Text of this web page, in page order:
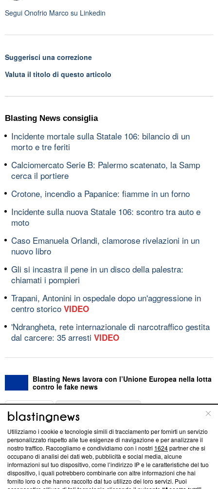
Segui Onofrio Marco su Linkedin
Suggerisci una correzione
Valuta il titolo di questo articolo
Blasting News consiglia
Incidente mortale sulla Statale 106: bilancio di un
morto e tre feriti
Calciomercato Serie B: Palermo scatenato, la Samp
cerca il portiere
Crotone, incendio a Papanice: fiamme in un forno
Incidente sulla nuova Statale 106: scontro tra auto e
moto
Caso Emanuela Orlandi, clamorose rivelazioni in un
nuovo libro
Gli si incastra il pene in un disco della palestra:
chiamati i pompieri
Trapani, Antonini in ospedale dopo un'aggressione in
centro storico VIDEO
'Ndrangheta, rete internazionale di narcotraffico gestita
dal carcere: 35 arresti VIDEO
Blasting News lavora con l’Unione Europea nella lotta
contro le fake news
ABOUT
Questa sezione offre informazioni trasparenti su Blasting
News, sui nostri processi editoriali e su come ci impegniamo a
creare news di qualità. Inoltre, afferma la nostra aderenza a
‘Trust Project - News with Integrity’Blasting News non è
ancora membro del programma, ma ha richiesto di farne
Utilizziamo i cookie e tecnologie simili di tracciamento per fornirti un servizio
personalizzato rispetto alle tue esigenze di navigazione e per analizzare il
nostro traffico. Raccogliamo e condividiamo con i nostri 1624partner che si
occupano di analisi dei dati web, pubblicità e social media, alcune
informazioni sul tuo dispositivo, come l’indirizzo IP e le caratteristiche del tuo
dispositivo, i quali potrebbero combinarle con altre informazioni che hai
fornito loro o che hanno raccolto dal tuo utilizzo dei loro servizi. Puoi